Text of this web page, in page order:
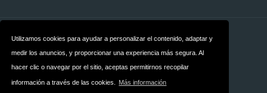
Utilizamos cookies para ayudar a personalizar el contenido, adaptar y
medir los anuncios, y proporcionar una experiencia más segura. Al
hacer clic o navegar por el sitio, aceptas permitirnos recopilar
información a través de las cookies. Más información
Contacto Privacidad
Términos y